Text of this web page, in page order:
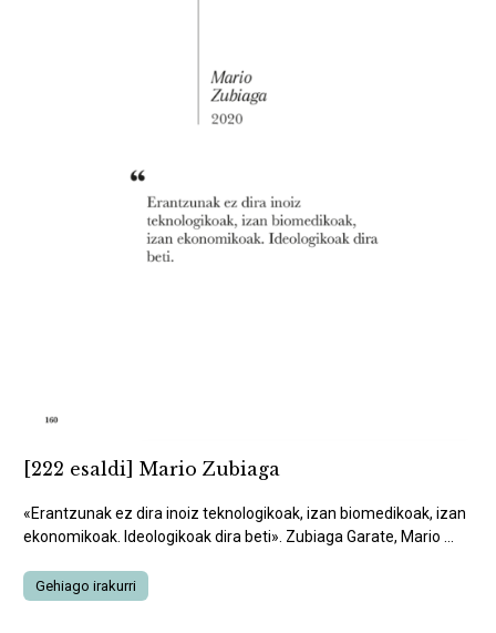
[222 esaldi] Mario Zubiaga
«Erantzunak ez dira inoiz teknologikoak, izan biomedikoak, izan
ekonomikoak. Ideologikoak dira beti». Zubiaga Garate, Mario ...
Gehiago irakurri